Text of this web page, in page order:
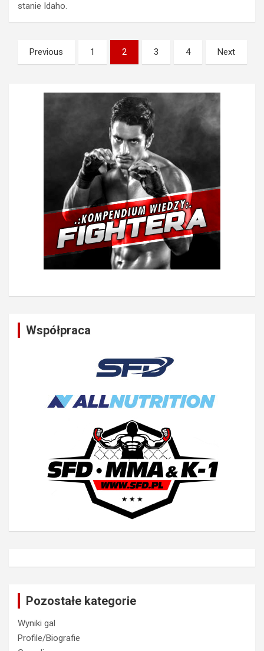
stanie Idaho.
Stronicowanie
wpisów
Previous 1 2 3 4 Next
Współpraca
Pozostałe kategorie
Wyniki gal
Profile/Biografie